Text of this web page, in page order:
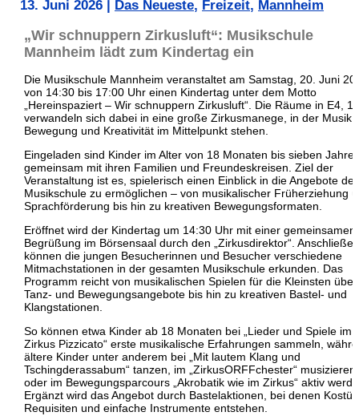
13. Juni 2026 Das Neueste, Freizeit, Mannheim
„Wir schnuppern Zirkusluft“: Musikschule
Mannheim lädt zum Kindertag ein
Die Musikschule Mannheim veranstaltet am Samstag, 20. Juni
von 14:30 bis 17:00 Uhr einen Kindertag unter dem Motto
„Hereinspaziert – Wir schnuppern Zirkusluft“. Die Räume in E4, 14
verwandeln sich dabei in eine große Zirkusmanege, in der Musik,
Bewegung und Kreativität im Mittelpunkt stehen.
Eingeladen sind Kinder im Alter von 18 Monaten bis sieben
gemeinsam mit ihren Familien und Freundeskreisen. Ziel der
Veranstaltung ist es, spielerisch einen Einblick in die Angebote der
Musikschule zu ermöglichen – von musikalischer Früherziehung
Sprachförderung bis hin zu kreativen Bewegungsformaten.
Eröffnet wird der Kindertag um 14:30 Uhr mit einer gemeinsamen
Begrüßung im Börsensaal durch den „Zirkusdirektor“.
können die jungen Besucherinnen und Besucher verschiedene
Mitmachstationen in der gesamten Musikschule erkunden. Das
Programm reicht von musikalischen Spielen für die Kleinsten über
Tanz- und Bewegungsangebote bis hin zu kreativen Bastel- und
Klangstationen.
So können etwa Kinder ab 18 Monaten bei „Lieder und Spiele im
Zirkus Pizzicato“ erste musikalische Erfahrungen sammeln,
ältere Kinder unter anderem bei „Mit lautem Klang und
Tschingderassabum“ tanzen, im „ZirkusORFFchester“ musizieren
oder im Bewegungsparcours „Akrobatik wie im Zirkus“ aktiv
Ergänzt wird das Angebot durch Bastelaktionen, bei denen
Requisiten und einfache Instrumente entstehen.